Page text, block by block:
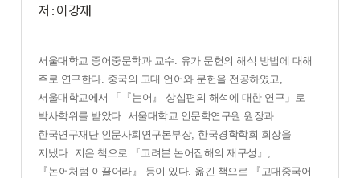
저 : 이강재
서울대학교 중어중문학과 교수
유가 문헌의 해석 방법에 대해
주로 연구한다. 중국의 고대 언어와 문헌을 전공하였고
서울대학교에서
「『논어 』상십편의 해석에 대한 연구 」 로
박사학위를 받았다. 서울대학교 인문학연구원 원장과
한국연구재단 인문사회연구본부장, 한국경학학회 회장을
지냈다. 지은 책으로 『 고려본 논어집해의 재구성 』
『논어처럼 이끌어라』 등이 있다. 옮긴 책으로 『 고대중국어